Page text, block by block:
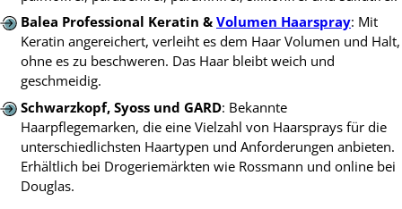
Balea Professional Keratin & Volumen Haarspray: Mit
Keratin angereichert, verleiht es dem Haar Volumen und Halt,
ohne es zu beschweren. Das Haar bleibt weich und
geschmeidig.
Schwarzkopf, Syoss und GARD: Bekannte
Haarpflegemarken, die eine Vielzahl von Haarsprays für die
unterschiedlichsten Haartypen und Anforderungen anbieten.
Erhältlich bei Drogeriemärkten wie Rossmann und online bei
Douglas.